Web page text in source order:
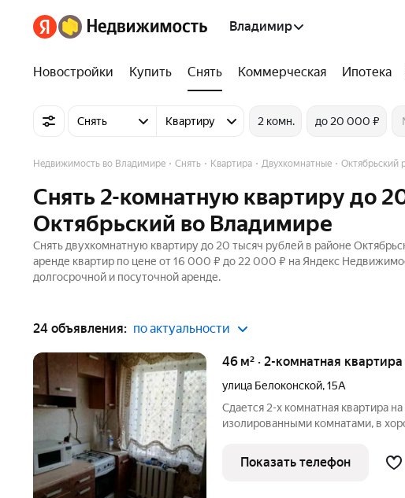
Владимир
Новостройки Купить Снять Коммерческая Ипотека
Снять Квартиру 2 комн. до 20 000 ₽
Недвижимость во Владимире Снять Квартира Двухкомнатные Октябрьский
Снять 2-комнатную квартиру до
Октябрьский во Владимире
Снять двухкомнатную квартиру до 20 тысяч рублей в районе
аренде квартир по цене от 16 000 ₽ до 22 000 ₽ на Яндекс
долгосрочной и посуточной аренде.
24 объявления: по актуальности
46 м² · 2-комнатная квартира
улица Белоконской,15А
Сдается 2-х комнатная квартира
изолированными комнатами, в
квартира расположена в
остановки,
Показать телефон